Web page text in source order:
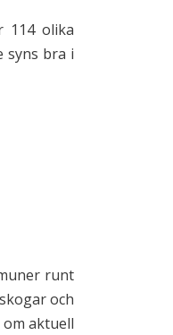
olika
syns bra i
runt
och
aktuell